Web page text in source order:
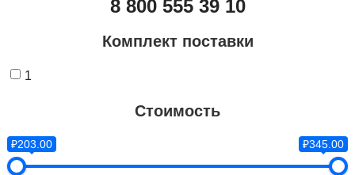
8 800 555 39 10
Комплект поставки
1
Стоимость
₽203.00 ₽345.00